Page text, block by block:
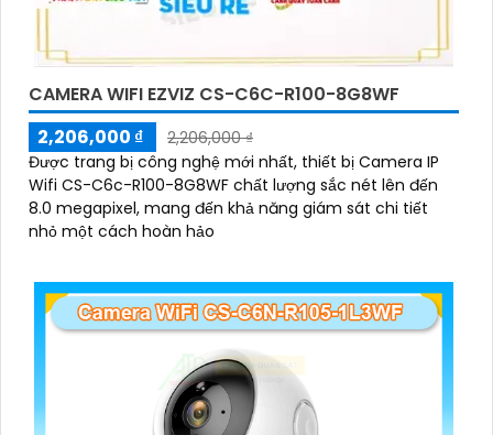
CAMERA WIFI EZVIZ CS-C6C-R100-8G8WF
2,206,000 ₫
2,206,000 ₫
Được trang bị công nghệ mới nhất, thiết bị Camera IP
Wifi CS-C6c-R100-8G8WF chất lượng sắc nét lên đến
8.0 megapixel, mang đến khả năng giám sát chi tiết
nhỏ một cách hoàn hảo